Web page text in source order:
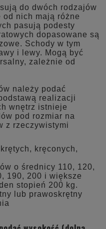
do dwóch rodzajów
nich mają różne
pasują podesty
dopasowane są
Schody w tym
i lewy. Mogą być
zależnie od
należy podać
realizacji
wnętrz istnieje
pod rozmiar na
z rzeczywistymi
kręconych,
o średnicy 110, 120,
190, 200 i większe
stopień 200 kg.
lub prawoskrętny